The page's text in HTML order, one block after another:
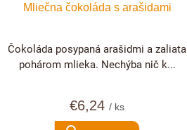
Mliečna čokoláda s arašidami
€6,24/ ks
Čokoláda posypaná arašidmi a zaliata
pohárom mlieka. Nechýba nič k...